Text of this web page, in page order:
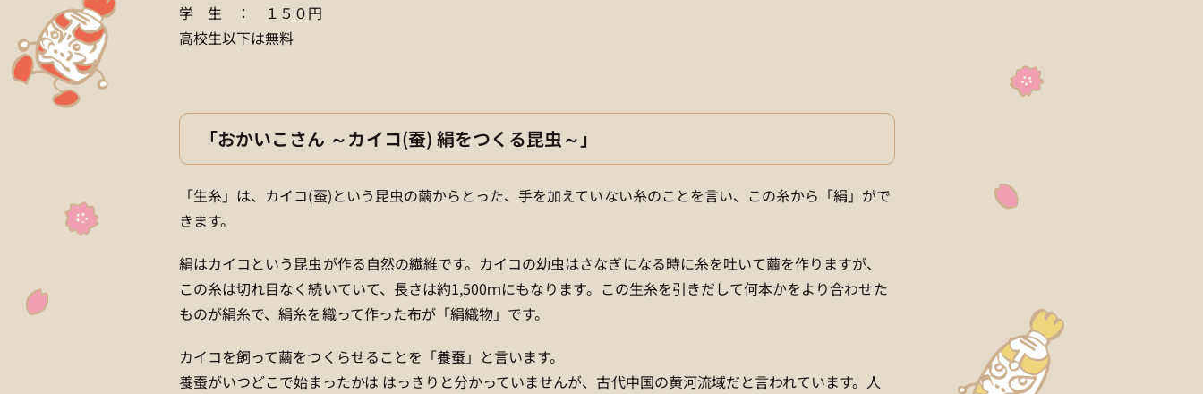
学 生 ： １５０円
高校生以下は無料
「おかいこさん ～カイコ(蚕) 絹をつくる昆虫～」
「生糸」は、カイコ(蚕)という昆虫の繭からとった、手を加えていない糸のことを言い、この糸から「絹」がで
きます。
絹はカイコという昆虫が作る自然の繊維です。カイコの幼虫はさなぎになる時に糸を吐いて繭を作りますが、
この糸は切れ目なく続いていて、長さは約1,500ｍにもなります。この生糸を引きだして何本かをより合わせた
ものが絹糸で、絹糸を織って作った布が「絹織物」です。
カイコを飼って繭をつくらせることを「養蚕」と言います。
養蚕がいつどこで始まったかは はっきりと分かっていませんが、古代中国の黄河流域だと言われています。人